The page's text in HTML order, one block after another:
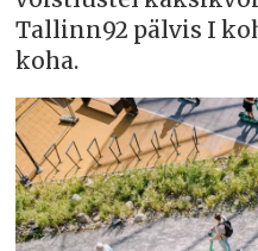
Tallinn92 pälvis I
koha.